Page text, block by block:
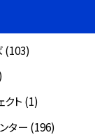
(103)
ト (1)
ター (196)